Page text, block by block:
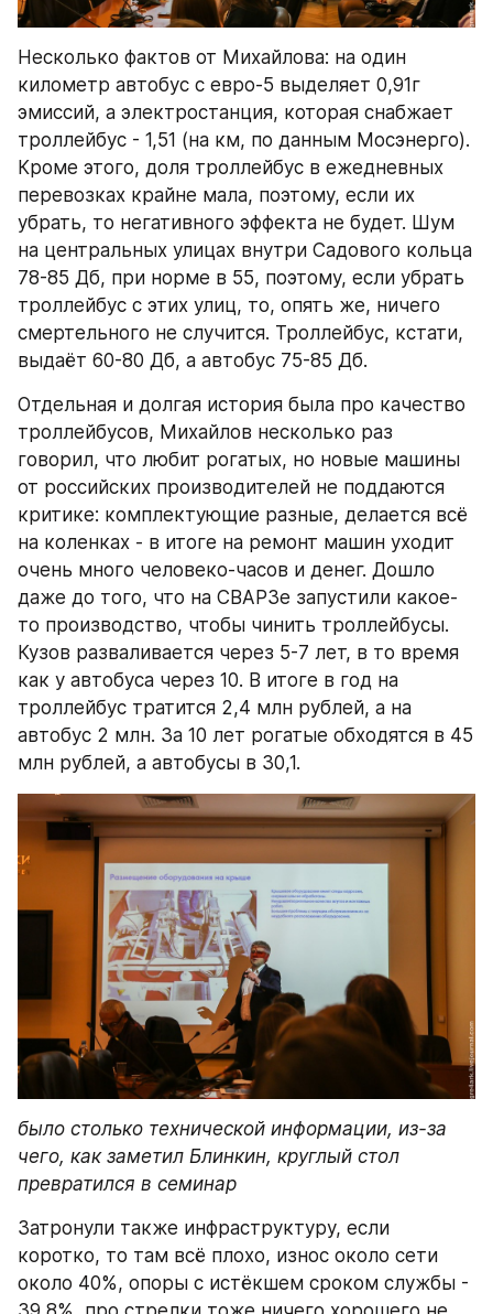
Несколько фактов от Михайлова: на один
километр автобус с евро-5 выделяет 0,91г
эмиссий, а электростанция, которая снабжает
троллейбус - 1,51 (на км, по данным Мосэнерго).
Кроме этого, доля троллейбус в ежедневных
перевозках крайне мала, поэтому, если их
убрать, то негативного эффекта не будет. Шум
на центральных улицах внутри Садового кольца
78-85 Дб, при норме в 55, поэтому, если убрать
троллейбус с этих улиц, то, опять же, ничего
смертельного не случится. Троллейбус, кстати,
выдаёт 60-80 Дб, а автобус 75-85 Дб.
Отдельная и долгая история была про качество
троллейбусов, Михайлов несколько раз
говорил, что любит рогатых, но новые машины
от российских производителей не поддаются
критике: комплектующие разные, делается всё
на коленках - в итоге на ремонт машин уходит
очень много человеко-часов и денег. Дошло
даже до того, что на СВАРЗе запустили какое-
то производство, чтобы чинить троллейбусы.
Кузов разваливается через 5-7 лет, в то время
как у автобуса через 10. В итоге в год на
троллейбус тратится 2,4 млн рублей, а на
автобус 2 млн. За 10 лет рогатые обходятся в 45
млн рублей, а автобусы в 30,1.
было столько технической информации, из-за
чего, как заметил Блинкин, круглый стол
превратился в семинар
Затронули также инфраструктуру, если
коротко, то там всё плохо, износ около сети
около 40%, опоры с истёкшем сроком службы -